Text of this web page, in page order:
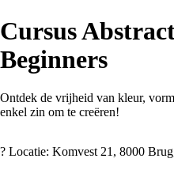
Cursus
Beginners
Ontdek de vrijheid van kleur,
enkel zin om te creëren!
? Locatie: Komvest 21, 8000